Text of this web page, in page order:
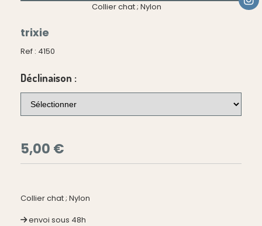
Collier chat ; Nylon
trixie
Ref : 4150
Déclinaison :
5,00 €
Collier chat ; Nylon
envoi sous 48h